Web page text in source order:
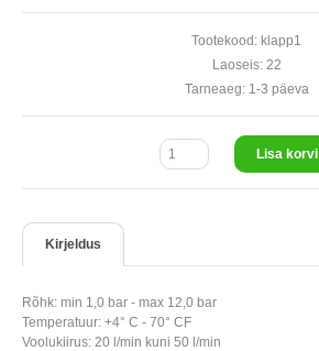
Tootekood: klapp1
Laoseis: 22
Tarneaeg: 1-3 päeva
Lisa korvi
Kirjeldus
Rõhk: min 1,0 bar - max 12,0 bar
Temperatuur: +4° C - 70° CF
Voolukiirus: 20 l/min kuni 50 l/min